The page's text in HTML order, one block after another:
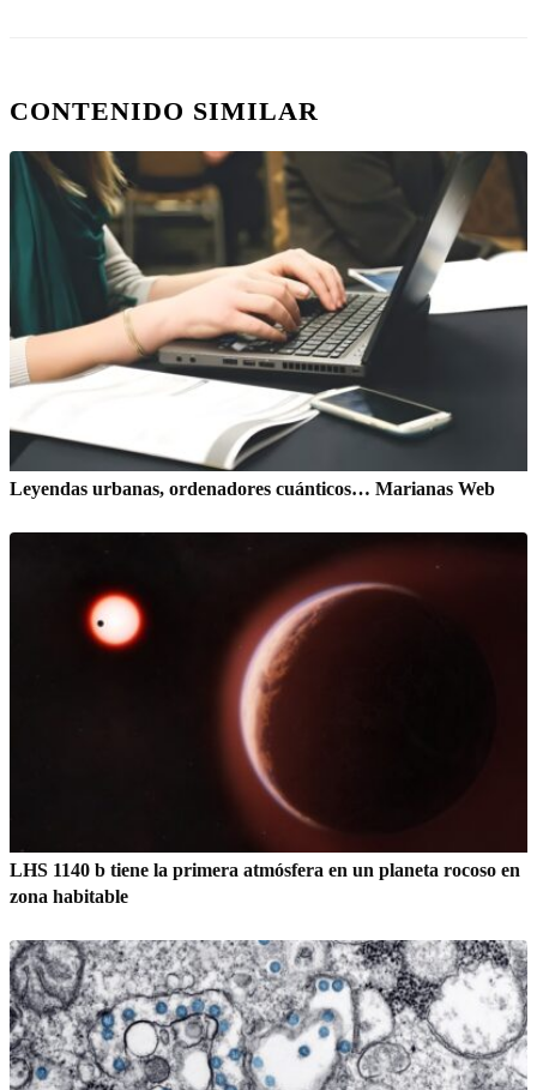
CONTENIDO SIMILAR
Leyendas urbanas, ordenadores cuánticos… Marianas Web
LHS 1140 b tiene la primera atmósfera en un planeta rocoso en
zona habitable